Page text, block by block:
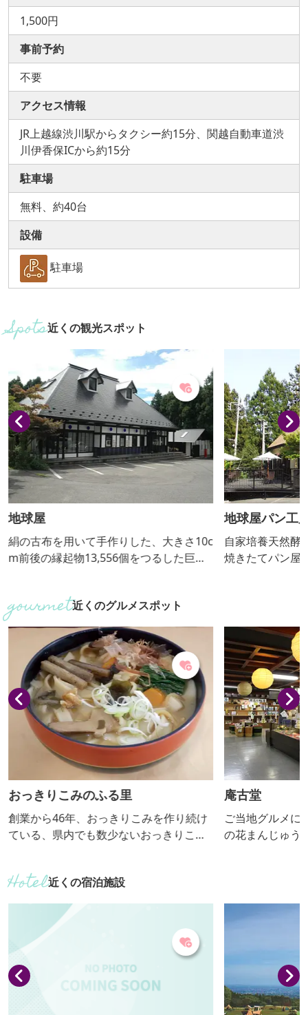
1,500円
事前予約
不要
アクセス情報
JR上越線渋川駅からタクシー約15分、関越自動車道渋
川伊香保ICから約15分
駐車場
無料、約40台
設備
駐車場
近くの観光スポット
地球屋
絹の古布を用いて手作りした、大きさ10c
m前後の縁起物13,556個をつるした巨大
ども販売しています。
地球屋パン工
自家培養天然酵
焼きたてパン屋
近くのグルメスポット
おっきりこみのふる里
創業から46年、おっきりこみを作り続け
ている、県内でも数少ないおっきりこみ
庵古堂
ご当地グルメに
の花まんじゅう
りください。
近くの宿泊施設